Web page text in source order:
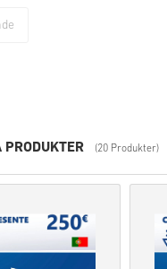
PRODUKTER (20 Produkter)